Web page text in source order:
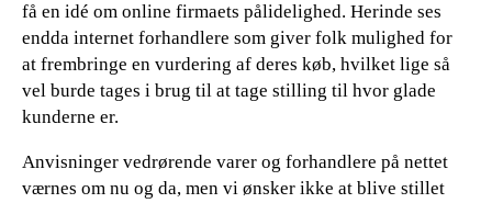
få en idé om online firmaets pålidelighed. Herinde ses
endda internet forhandlere som giver folk mulighed for
at frembringe en vurdering af deres køb, hvilket lige så
vel burde tages i brug til at tage stilling til hvor glade
kunderne er.
Anvisninger vedrørende varer og forhandlere på nettet
værnes om nu og da, men vi ønsker ikke at blive stillet